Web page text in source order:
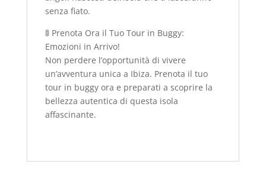
senza fiato.
🚦 Prenota Ora il Tuo Tour in Buggy:
Emozioni in Arrivo!
Non perdere l’opportunità di vivere
un’avventura unica a Ibiza. Prenota il tuo
tour in buggy ora e preparati a scoprire la
bellezza autentica di questa isola
affascinante.